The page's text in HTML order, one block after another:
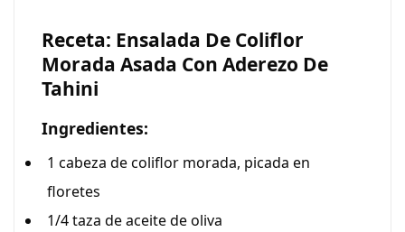
Receta: Ensalada De Coliflor
Morada Asada Con Aderezo De
Tahini
Ingredientes:
1 cabeza de coliflor morada, picada en
floretes
1/4 taza de aceite de oliva